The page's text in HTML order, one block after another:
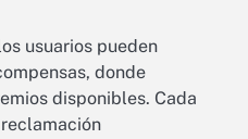
usuarios pueden
donde
disponibles. Cada